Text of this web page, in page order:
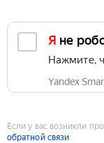
Я не
Нажмите,
Yandex
Если у вас возникли
обратной связи